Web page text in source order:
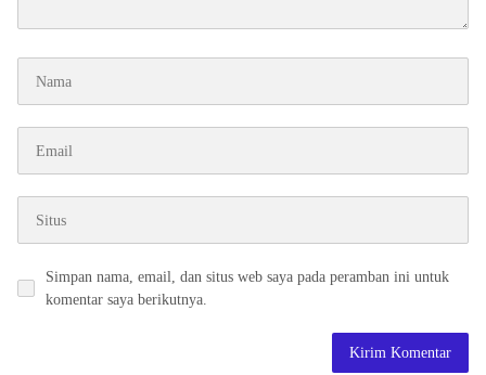
Simpan nama, email, dan situs web saya pada peramban ini untuk
komentar saya berikutnya.